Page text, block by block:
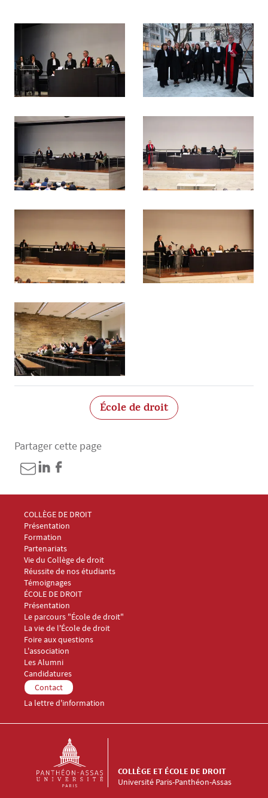
École de droit
Partager cette page
Menu Footer Collège et École de droit 1
COLLÈGE DE DROIT
Présentation
Formation
Partenariats
Vie du Collège de droit
Réussite de nos étudiants
Témoignages
Menu Footer Collège et École de droit 2
ÉCOLE DE DROIT
Présentation
Le parcours "École de droit"
La vie de l'École de droit
Foire aux questions
Menu Footer Collège et École de droit 3
L'association
Les Alumni
Menu Footer Collège et École de droit 4
Candidatures
Menu Footer Collège et École de droit 5
Contact
La lettre d'information
Université Paris-Panthéon-Assas
COLLÈGE ET ÉCOLE DE DROIT